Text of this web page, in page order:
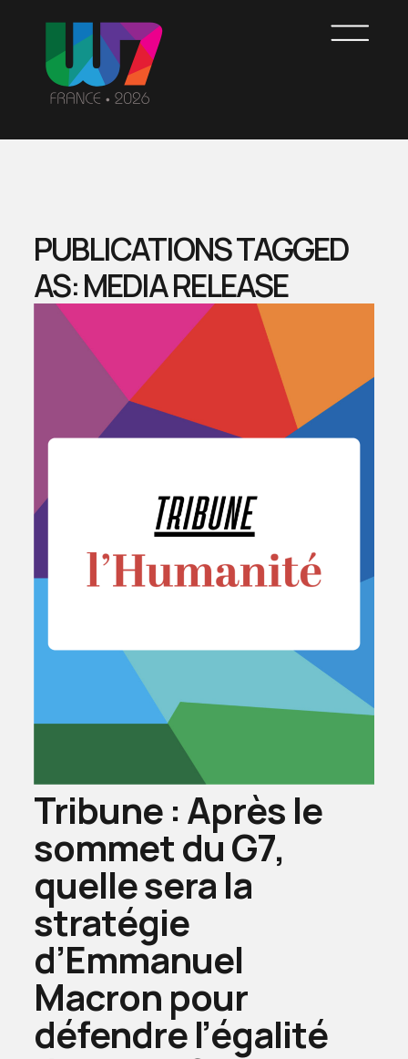
Skip
main
WOMEN7
PUBLICATIONS TAGGED
AS: MEDIA RELEASE
Tribune : Après le
sommet du G7,
quelle sera la
stratégie
d’Emmanuel
Macron pour
défendre l’égalité